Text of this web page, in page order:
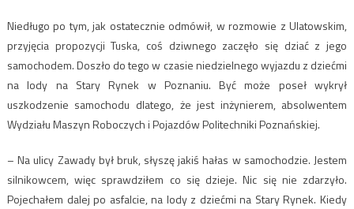
Niedługo po tym, jak ostatecznie odmówił, w rozmowie z Ulatowskim,
przyjęcia propozycji Tuska, coś dziwnego zaczęło się dziać z jego
samochodem. Doszło do tego w czasie niedzielnego wyjazdu z dziećmi
na lody na Stary Rynek w Poznaniu. Być może poseł wykrył
uszkodzenie samochodu dlatego, że jest inżynierem, absolwentem
Wydziału Maszyn Roboczych i Pojazdów Politechniki Poznańskiej.
– Na ulicy Zawady był bruk, słyszę jakiś hałas w samochodzie. Jestem
silnikowcem, więc sprawdziłem co się dzieje. Nic się nie zdarzyło.
Pojechałem dalej po asfalcie, na lody z dziećmi na Stary Rynek. Kiedy